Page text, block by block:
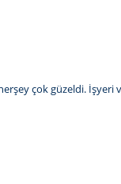
çok güzeldi. İşyeri